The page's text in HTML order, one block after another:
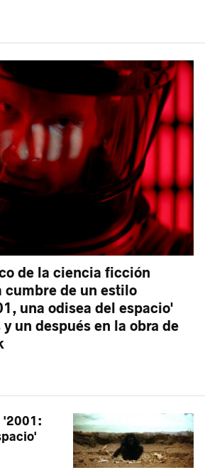
de la ciencia ficción
cumbre de un estilo
una odisea del espacio'
un después en la obra de
'2001: